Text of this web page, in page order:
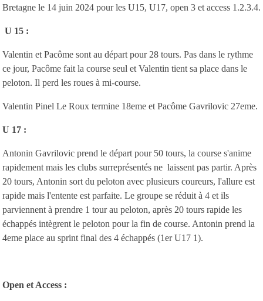
Bretagne le 14 juin 2024 pour les U15, U17, open 3 et access 1.2.3.4.
U 15 :
Valentin et Pacôme sont au départ pour 28 tours. Pas dans le rythme
ce jour, Pacôme fait la course seul et Valentin tient sa place dans le
peloton. Il perd les roues à mi-course.
Valentin Pinel Le Roux termine 18eme et Pacôme Gavrilovic 27eme.
U 17 :
Antonin Gavrilovic prend le départ pour 50 tours, la course s'anime
rapidement mais les clubs surreprésentés ne laissent pas partir. Après
20 tours, Antonin sort du peloton avec plusieurs coureurs, l'allure est
rapide mais l'entente est parfaite. Le groupe se réduit à 4 et ils
parviennent à prendre 1 tour au peloton, après 20 tours rapide les
échappés intègrent le peloton pour la fin de course. Antonin prend la
4eme place au sprint final des 4 échappés (1er U17 1).
Open et Access :